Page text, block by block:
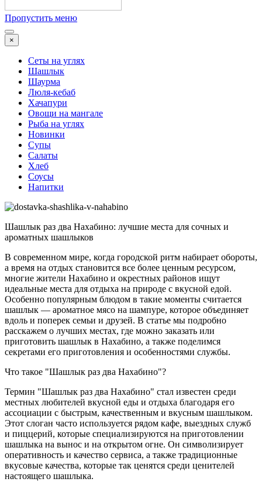
Пропустить меню
×
Сеты на углях
Шашлык
Шаурма
Люля-кебаб
Хачапури
Овощи на мангале
Рыба на углях
Новинки
Супы
Салаты
Хлеб
Соусы
Напитки
Шашлык раз два Нахабино: лучшие места для сочных и
ароматных шашлыков
В современном мире, когда городской ритм набирает обороты,
а время на отдых становится все более ценным ресурсом,
многие жители Нахабино и окрестных районов ищут
идеальные места для отдыха на природе с вкусной едой.
Особенно популярным блюдом в такие моменты считается
шашлык — ароматное мясо на шампуре, которое объединяет
вдоль и поперек семьи и друзей. В статье мы подробно
расскажем о лучших местах, где можно заказать или
приготовить шашлык в Нахабино, а также поделимся
секретами его приготовления и особенностями службы.
Что такое "Шашлык раз два Нахабино"?
Термин "Шашлык раз два Нахабино" стал известен среди
местных любителей вкусной еды и отдыха благодаря его
ассоциации с быстрым, качественным и вкусным шашлыком.
Этот слоган часто используется рядом кафе, выездных служб
и пиццерий, которые специализируются на приготовлении
шашлыка на вынос и на открытом огне. Он символизирует
оперативность и качество сервиса, а также традиционные
вкусовые качества, которые так ценятся среди ценителей
настоящего шашлыка.